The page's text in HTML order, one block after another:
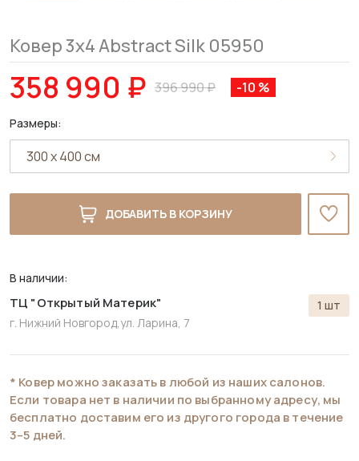
Ковер 3x4 Abstract Silk 05950
358 990 ₽ 396 990 ₽ -10 %
Размеры:
ДОБАВИТЬ В КОРЗИНУ
В наличии:
ТЦ "Открытый Материк"
г. Нижний Новгород, ул. Ларина, 7
1 шт
* Ковер можно заказать в любой из наших салонов.
Если товара нет в наличии по выбранному адресу, мы
бесплатно доставим его из другого города в течение
3–5 дней.